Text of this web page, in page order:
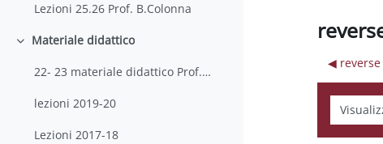
Lezioni 25.26 Prof. B.Colonna
Minimizza
Materiale didattico
22- 23 materiale didattico Prof. Bianca Colonna
lezioni 2019-20
Lezioni 2017-18
◀︎ reverse